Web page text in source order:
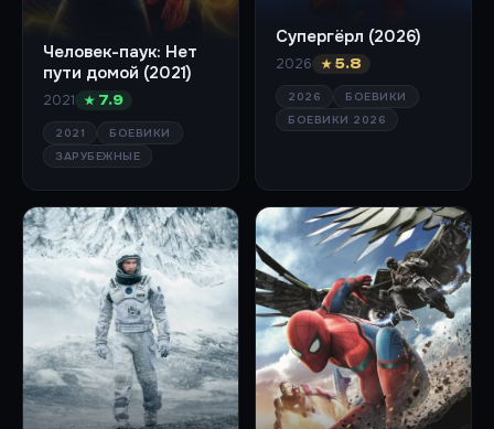
Человек-паук: Нет
пути домой (2021)
2021 ★ 7.9
2021
БОЕВИКИ
ЗАРУБЕЖНЫЕ
Супергёрл (2026)
2026 ★ 5.8
2026
БОЕВИКИ
БОЕВИКИ 2026